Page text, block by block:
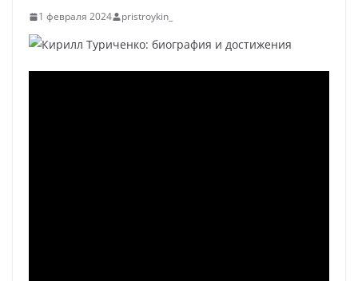
1 февраля 2024 pristroykin_